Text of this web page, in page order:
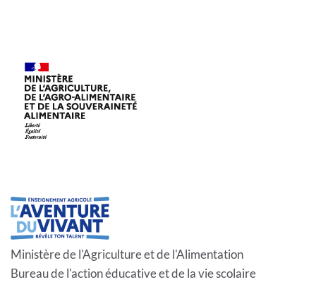
Ministère de l'Agriculture et de l'Alimentation
Bureau de l'action éducative et de la vie scolaire